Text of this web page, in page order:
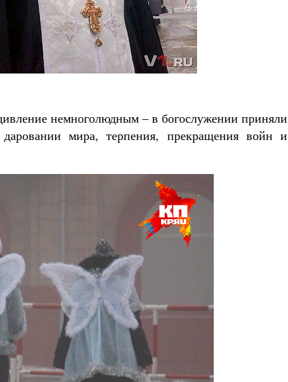
немноголюдным – в богослужении приняли
мира, терпения, прекращения войн и